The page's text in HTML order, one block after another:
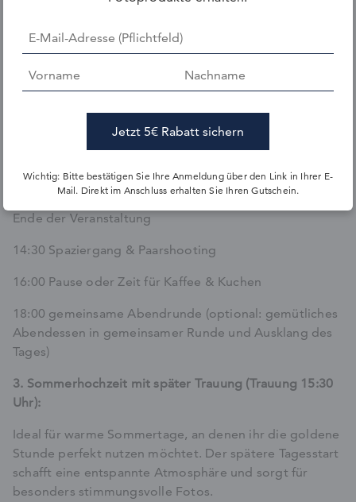
schafft viel Raum für persönliche Gespräche und
natürliche Erinnerungen.
11:00 Standesamt
11:30 Gratulation (ggf. kleiner Sektempfang organisiert
Ende der Veranstaltung
14:30 Spaziergang & Paarshooting
16:00 Pause oder Zeit für Kaffee & Kuchen
18:00 gemeinsame Abendrunde (optional: gemütliches
Abendessen in gemeinsamer Runde und Ausklang des
Tages)
3. Sommerhochzeit mit später Trauung (Trauung 15:30
Uhr):
Ideal für warme Sommertage, an denen ihr die goldene
Stunde perfekt nutzen möchtet. Der spätere Tagesstart
schafft eine entspannte Atmosphäre und sorgt für
besonders stimmungsvolle Fotos.
Wichtig: Bitte bestätigen Sie Ihre Anmeldung über den Link in Ihrer E-
Mail. Direkt im Anschluss erhalten Sie Ihren Gutschein.